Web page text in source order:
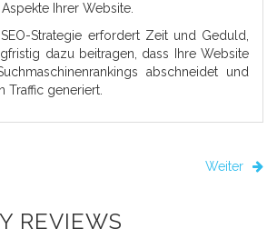
Ihrer Website.
Strategie erfordert Zeit und Geduld,
dazu beitragen, dass Ihre Website
abschneidet und
Traffic generiert.
Weiter
REVIEWS